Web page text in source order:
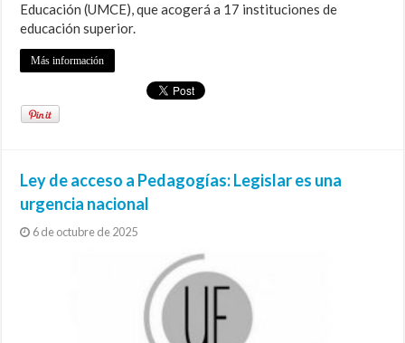
Educación (UMCE), que acogerá a 17 instituciones de
educación superior.
Más información
Ley de acceso a Pedagogías: Legislar es una
urgencia nacional
6 de octubre de 2025